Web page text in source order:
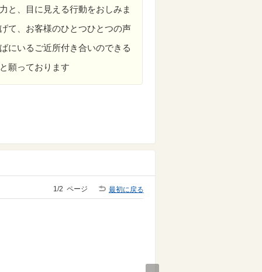
と、目に見える行動をおしみま
て、お客様のひとつひとつの声
にいるご近所付き合いのできる
願っております
最初に戻る
1/2 ページ